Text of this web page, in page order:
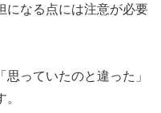
になる点には注意が必要
っていたのと違った」